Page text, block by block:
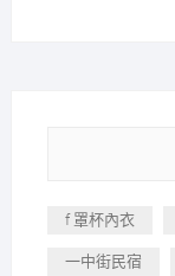
f 罩杯內衣
一中街民宿